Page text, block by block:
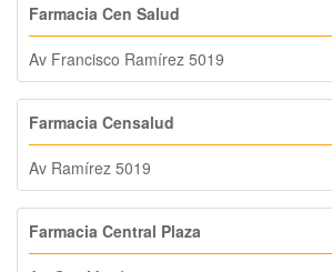
Farmacia Cen Salud
Av Francisco Ramírez 5019
Farmacia Censalud
Av Ramírez 5019
Farmacia Central Plaza